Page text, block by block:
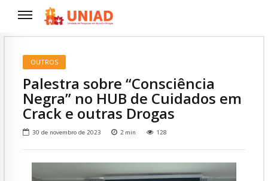
OUTROS
Palestra sobre “Consciência
Negra” no HUB de Cuidados em
Crack e outras Drogas
30 de novembro de 2023 2 min 128